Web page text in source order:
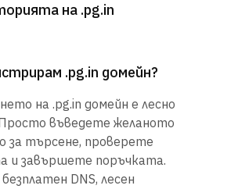
на .pg.in
.pg.in домейн?
на .pg.in домейн е лесно
въведете желаното
за търсене, проверете
и завършете поръчката.
DNS, лесен